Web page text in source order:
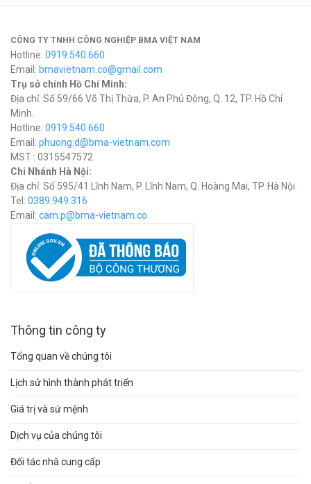
CÔNG TY TNHH CÔNG NGHIỆP BMA VIỆT NAM
Hotline: 0919.540.660
Email: bmavietnam.co@gmail.com
Trụ sở chính Hồ Chí Minh:
Địa chỉ: Số 59/66 Võ Thị Thừa, P. An Phú Đông, Q. 12, TP. Hồ Chí
Minh.
Hotline: 0919.540.660
Email: phuong.d@bma-vietnam.com
MST : 0315547572
Chi Nhánh Hà Nội:
Địa chỉ: Số 595/41 Lĩnh Nam, P. Lĩnh Nam, Q. Hoàng Mai, TP. Hà Nội.
Tel: 0389.949.316
Email: cam.p@bma-vietnam.co
Thông tin công ty
Tổng quan về chúng tôi
Lịch sử hình thành phát triển
Giá trị và sứ mệnh
Dịch vụ của chúng tôi
Đối tác nhà cung cấp